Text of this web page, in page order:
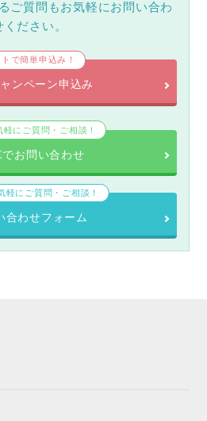
ご質問もお気軽にお問い合わ
ください。
で簡単申込み！
ンペーン申込み
にご質問・ご相談！
お問い合わせ
軽にご質問・ご相談！
合わせフォーム